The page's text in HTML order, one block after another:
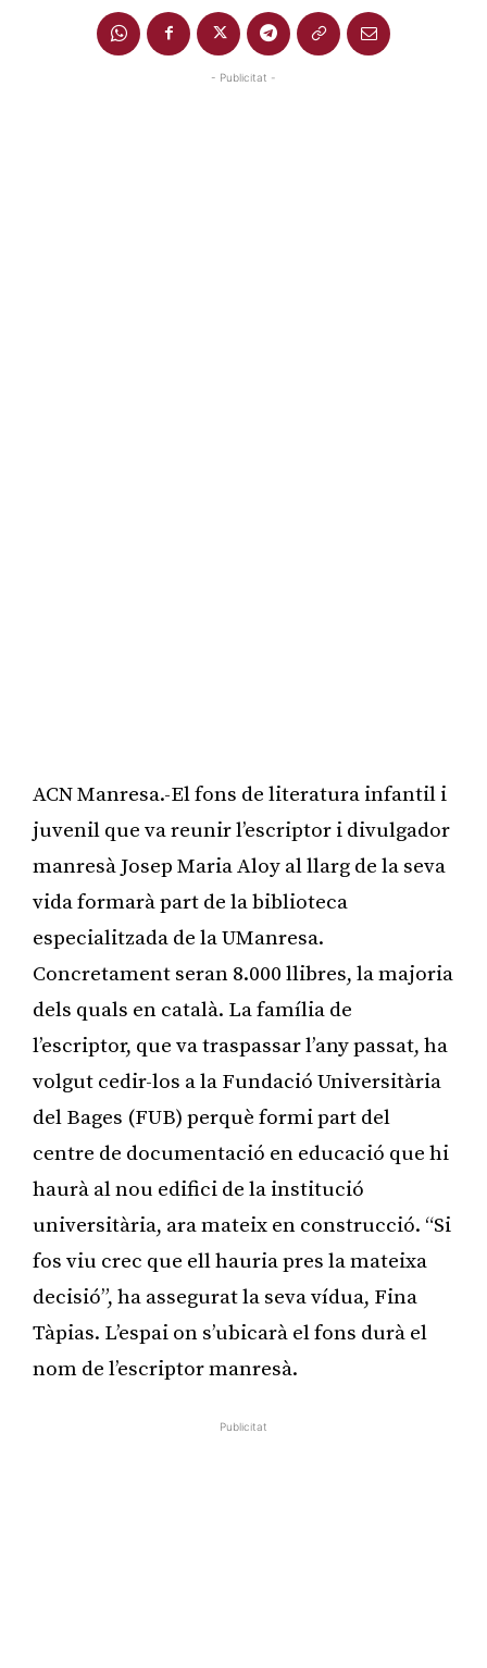
- Publicitat -
ACN Manresa.-El fons de literatura infantil i
juvenil que va reunir l’escriptor i divulgador
manresà Josep Maria Aloy al llarg de la seva
vida formarà part de la biblioteca
especialitzada de la UManresa.
Concretament seran 8.000 llibres, la majoria
dels quals en català. La família de
l’escriptor, que va traspassar l’any passat, ha
volgut cedir-los a la Fundació Universitària
del Bages (FUB) perquè formi part del
centre de documentació en educació que hi
haurà al nou edifici de la institució
universitària, ara mateix en construcció. “Si
fos viu crec que ell hauria pres la mateixa
decisió”, ha assegurat la seva vídua, Fina
Tàpias. L’espai on s’ubicarà el fons durà el
nom de l’escriptor manresà.
Publicitat